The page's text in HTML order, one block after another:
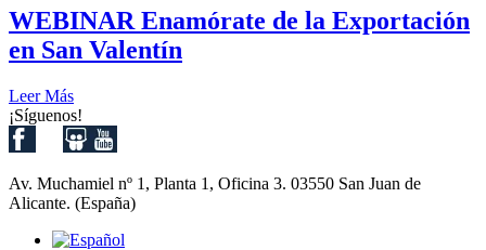
WEBINAR Enamórate de la Exportación
en San Valentín
Leer Más
¡Síguenos!
Av. Muchamiel nº 1, Planta 1, Oficina 3. 03550 San Juan de
Alicante. (España)